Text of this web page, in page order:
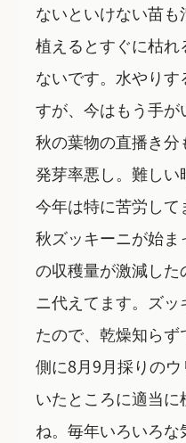
ないといけない苗も
植えるとすぐに枯
ないです。水やり
すが、今はもう手が
秋の葉物の直播き
発芽率悪し。難しい
今年は特に苦労して
秋ズッキーニが始ま
の収穫量が激減し
ニ代えてます。ズ
たので、乾燥知ら
側に8月9月採りの
いたところに適当
ね。毎年いろいろな